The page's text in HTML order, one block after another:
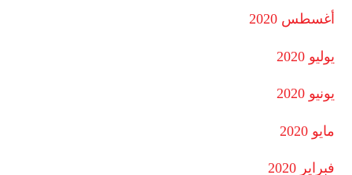
أغسطس 2020
يوليو 2020
يونيو 2020
مايو 2020
فبراير 2020